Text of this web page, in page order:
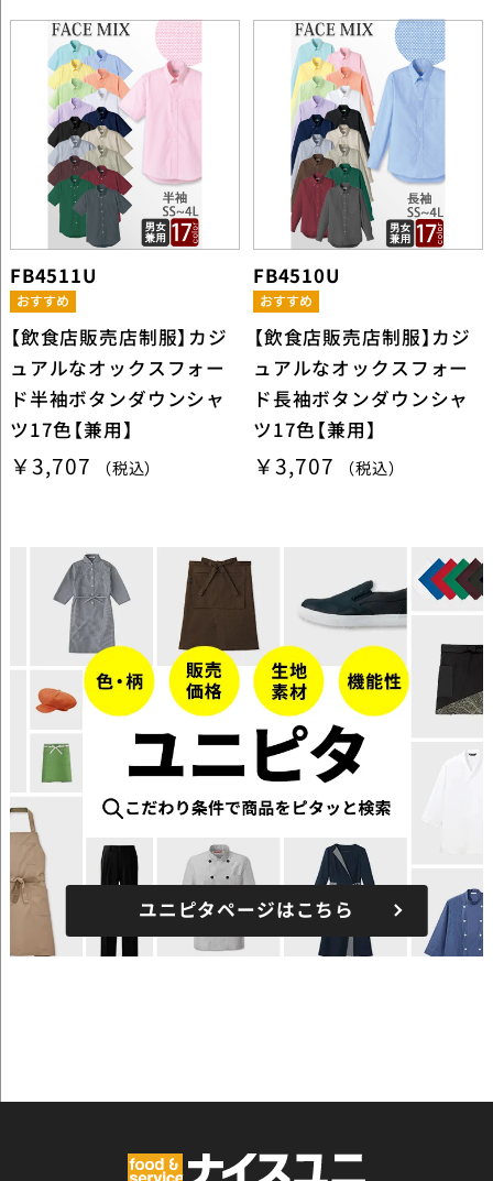
FB4511U
【飲食店販売店制服】カジ
ュアルなオックスフォー
ド半袖ボタンダウンシャ
ツ17色【兼用】
￥3,707 （税込）
FB4510U
【飲食店販売店制服】カジ
ュアルなオックスフォー
ド長袖ボタンダウンシャ
ツ17色【兼用】
￥3,707 （税込）
ユニピタページはこちら